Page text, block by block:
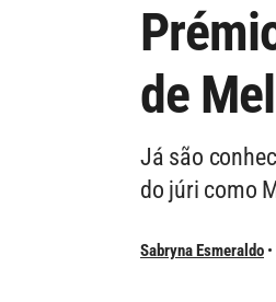
de
Já são
do júri como
Sabryna Esmeraldo